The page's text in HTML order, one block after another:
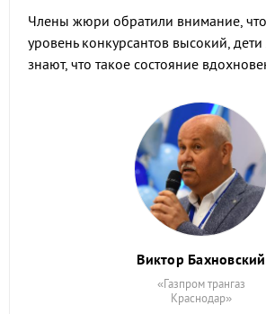
Члены жюри обратили внимание,
уровень конкурсантов высокий, дети
знают, что такое состояние
Виктор Бахновский
«Газпром трангаз
Краснодар»